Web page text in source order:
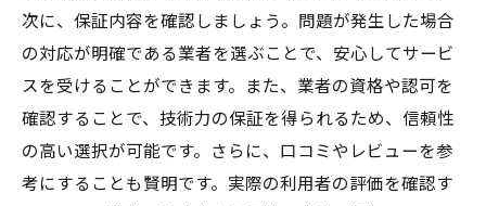
次に、保証内容を確認しましょう。問題が発生した場合
の対応が明確である業者を選ぶことで、安心してサービ
スを受けることができます。また、業者の資格や認可を
確認することで、技術力の保証を得られるため、信頼性
の高い選択が可能です。さらに、口コミやレビューを参
考にすることも賢明です。実際の利用者の評価を確認す